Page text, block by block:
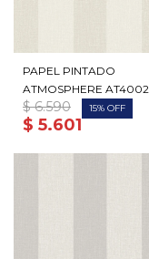
PAPEL PINTADO
ATMOSPHERE AT4002
$ 5.601
$ 6.590 15